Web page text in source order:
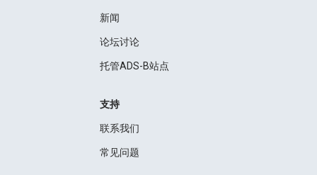
新闻
论坛讨论
托管ADS-B站点
支持
联系我们
常见问题